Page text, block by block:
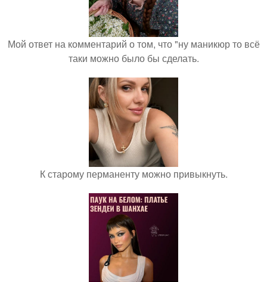
Мой ответ на комментарий о том, что "ну маникюр то всё
таки можно было бы сделать.
К старому перманенту можно привыкнуть.